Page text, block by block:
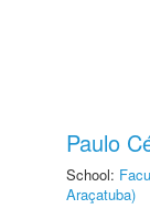
Paulo
School:
Araçatuba)